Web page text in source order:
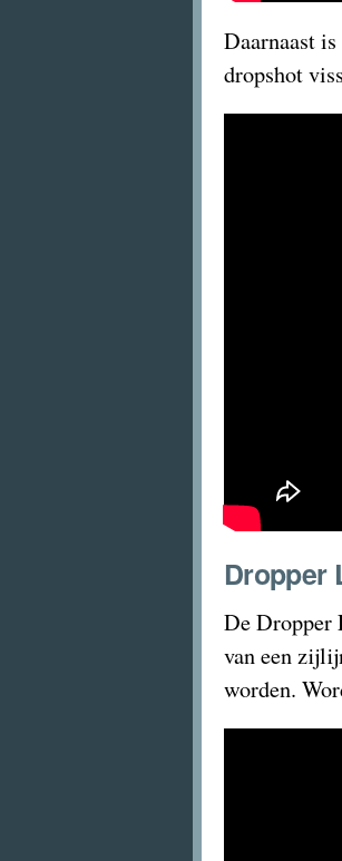
Daarnaast
dropshot
Dropper
De Dropper
van een
worden.